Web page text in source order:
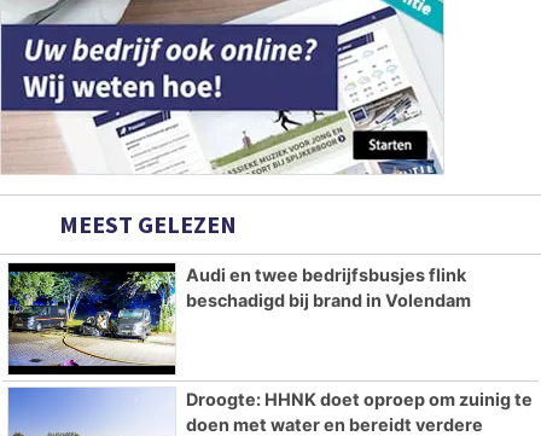
MEEST GELEZEN
Audi en twee bedrijfsbusjes flink
beschadigd bij brand in Volendam
Droogte: HHNK doet oproep om zuinig te
doen met water en bereidt verdere